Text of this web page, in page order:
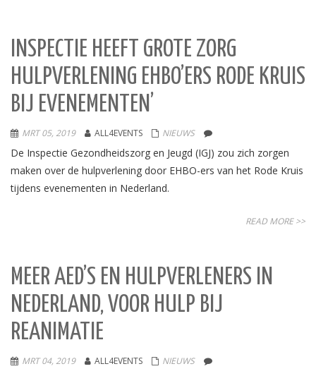
INSPECTIE HEEFT GROTE ZORG
HULPVERLENING EHBO’ERS RODE KRUIS
BIJ EVENEMENTEN’
MRT 05, 2019 ALL4EVENTS NIEUWS
De Inspectie Gezondheidszorg en Jeugd (IGJ) zou zich zorgen
maken over de hulpverlening door EHBO-ers van het Rode Kruis
tijdens evenementen in Nederland.
READ MORE >>
MEER AED’S EN HULPVERLENERS IN
NEDERLAND, VOOR HULP BIJ
REANIMATIE
MRT 04, 2019 ALL4EVENTS NIEUWS